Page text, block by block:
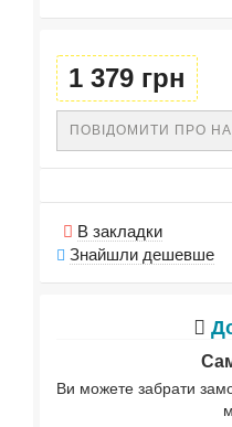
1 379 грн
ПОВІДОМИТИ ПРО
В закладки
Знайшли дешевше
Ви можете забрати